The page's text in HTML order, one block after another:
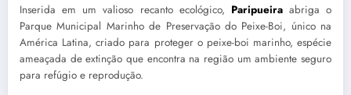
Inserida em um valioso recanto ecológico, Paripueiraabriga o
Parque Municipal Marinho de Preservação do Peixe-Boi, único na
América Latina, criado para proteger o peixe-boi marinho, espécie
ameaçada de extinção que encontra na região um ambiente seguro
para refúgio e reprodução.